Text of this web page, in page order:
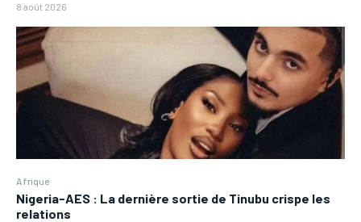
8 août 2026
Afrique
Nigeria-AES : La dernière sortie de Tinubu crispe les
relations